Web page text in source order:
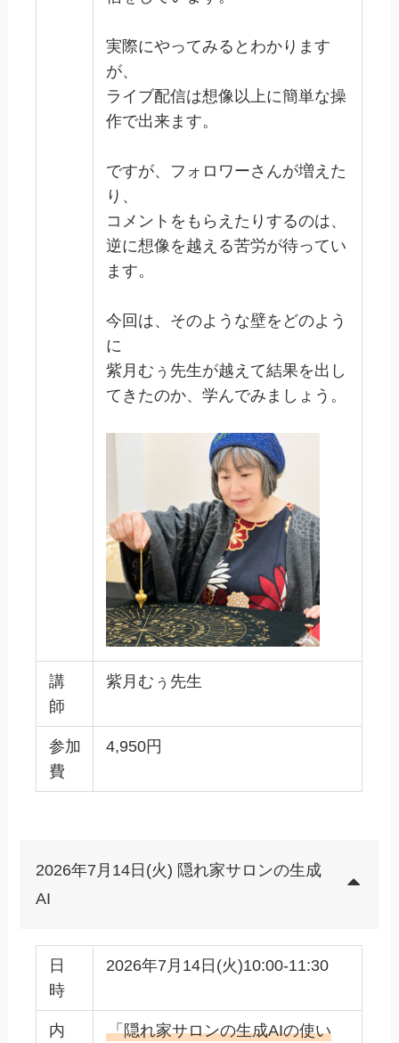
実際にやってみるとわかります
が、
ライブ配信は想像以上に簡単な操
作で出来ます。
ですが、フォロワーさんが増えた
り、
コメントをもらえたりするのは、
逆に想像を越える苦労が待ってい
ます。
今回は、そのような壁をどのよう
に
紫月むぅ先生が越えて結果を出し
てきたのか、学んでみましょう。
講
師
紫月むぅ先生
参加
費
4,950円
2026年7月14日(火) 隠れ家サロンの生成
AI
日
時
2026年7月14日(火)10:00-11:30
内 「隠れ家サロンの生成AIの使い